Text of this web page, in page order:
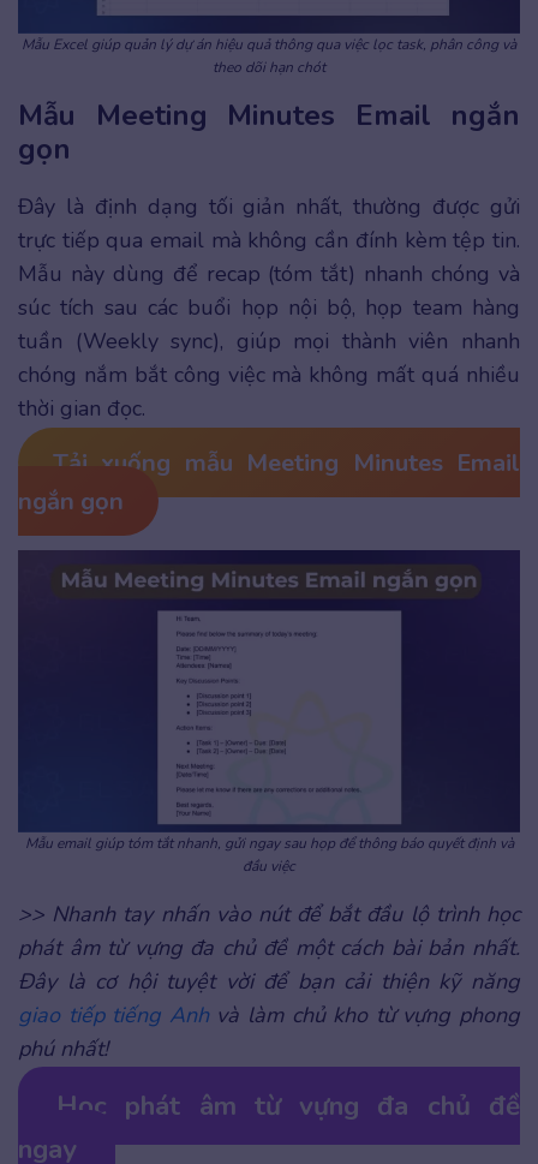
Mẫu Excel giúp quản lý dự án hiệu quả thông qua việc lọc task, phân công và
theo dõi hạn chót
Mẫu Meeting Minutes Email ngắn
gọn
Đây là định dạng tối giản nhất, thường được gửi
trực tiếp qua email mà không cần đính kèm tệp tin.
Mẫu này dùng để recap (tóm tắt) nhanh chóng và
súc tích sau các buổi họp nội bộ, họp team hàng
tuần (Weekly sync), giúp mọi thành viên nhanh
chóng nắm bắt công việc mà không mất quá nhiều
thời gian đọc.
Tải xuống mẫu Meeting Minutes Email
ngắn gọn
Mẫu email giúp tóm tắt nhanh, gửi ngay sau họp để thông báo quyết định và
đầu việc
>> Nhanh tay nhấn vào nút để bắt đầu lộ trình học
phát âm từ vựng đa chủ đề một cách bài bản nhất.
Đây là cơ hội tuyệt vời để bạn cải thiện kỹ năng
giao tiếp tiếng Anhvà làm chủ kho từ vựng phong
phú nhất!
Học phát âm từ vựng đa chủ đề
ngay